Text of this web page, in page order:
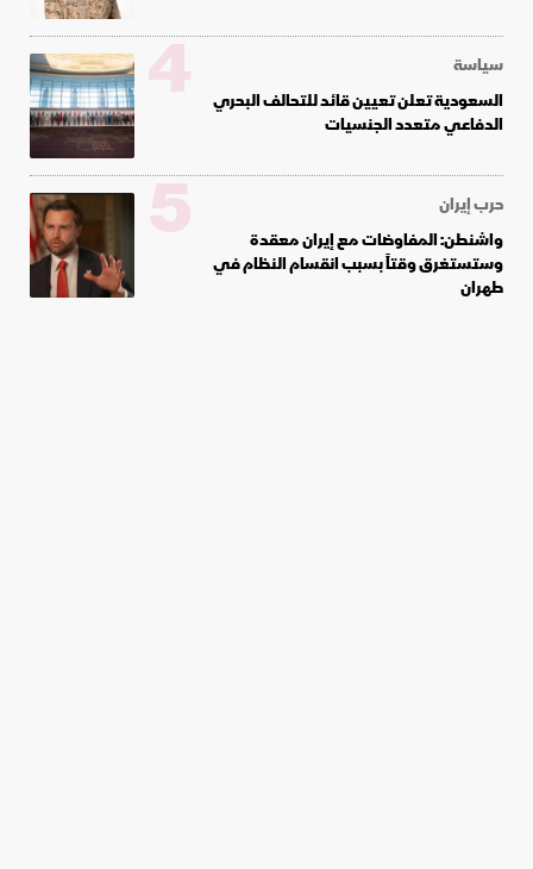
سياسة
السعودية تعلن تعيين قائد للتحالف البحري
الدفاعي متعدد الجنسيات
4
حرب إيران
واشنطن: المفاوضات مع إيران معقدة
وستستغرق وقتاً بسبب انقسام النظام في
طهران
5